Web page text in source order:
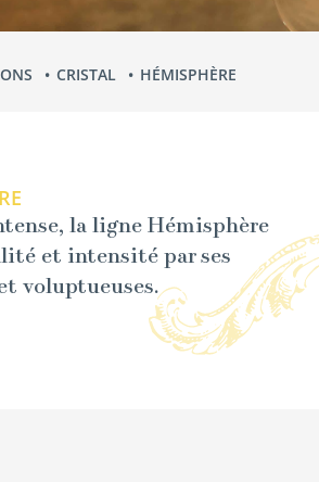
CRISTAL HÉMISPHÈRE
la ligne Hémis­phère
et inten­sité par ses
voluptueuses.